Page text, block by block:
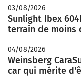
03/08/2026
Sunlight Ibex
terrain de moins
04/08/2026
Weinsberg
car qui mérite